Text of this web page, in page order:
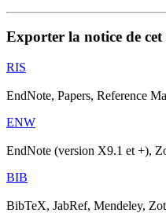
Exporter la notice de
RIS
EndNote, Papers, Reference
ENW
EndNote (version X9.1 et +),
BIB
BibTeX, JabRef, Mendeley,